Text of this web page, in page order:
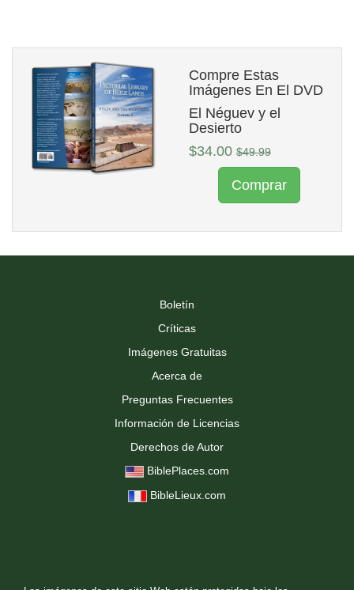
Compre Estas
Imágenes En El DVD
El Néguev y el
Desierto
$34.00 $49.99
Comprar
Boletín
Críticas
Imágenes Gratuitas
Acerca de
Preguntas Frecuentes
Información de Licencias
Derechos de Autor
BiblePlaces.com
BibleLieux.com